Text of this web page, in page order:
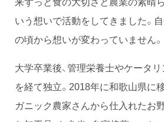
いう想いで活動をしてきました。
の頃から想いが変わっていません。
大学卒業後、管理栄養士やケータ
を経て独立。2018年に和歌山県に
ガニック農家さんから仕入れたお